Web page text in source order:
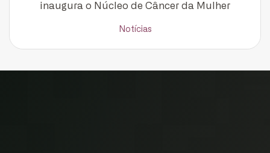
inaugura o Núcleo de Câncer da Mulher
Notícias